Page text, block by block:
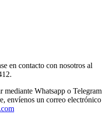
en contacto con nosotros al
mediante Whatsapp o Telegram
envíenos un correo electrónico